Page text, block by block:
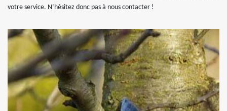
votre service. N’hésitez donc pas à nous contacter !